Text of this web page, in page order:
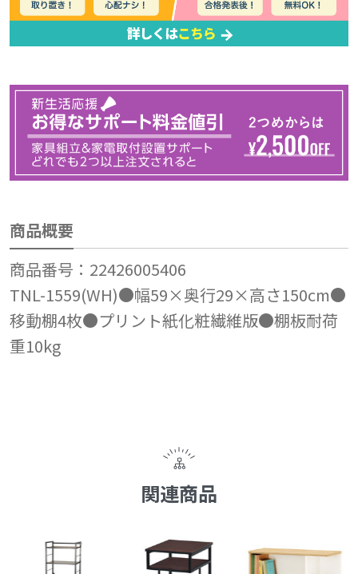
商品概要
商品番号：22426005406
TNL-1559(WH)●幅59×奥行29×高さ150cm●
移動棚4枚●プリント紙化粧繊維版●棚板耐荷
重10kg
関連商品